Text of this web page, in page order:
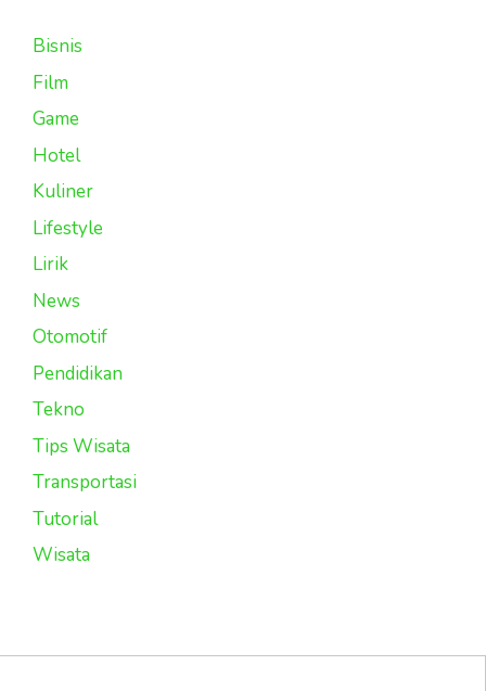
Bisnis
Film
Game
Hotel
Kuliner
Lifestyle
Lirik
News
Otomotif
Pendidikan
Tekno
Tips Wisata
Transportasi
Tutorial
Wisata